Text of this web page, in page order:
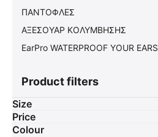
ΠΑΝΤΟΦΛΕΣ
ΑΞΕΣΟΥΑΡ ΚΟΛΥΜΒΗΣΗΣ
EarPro WATERPROOF YOUR EARS
Product filters
Size
Price
Colour